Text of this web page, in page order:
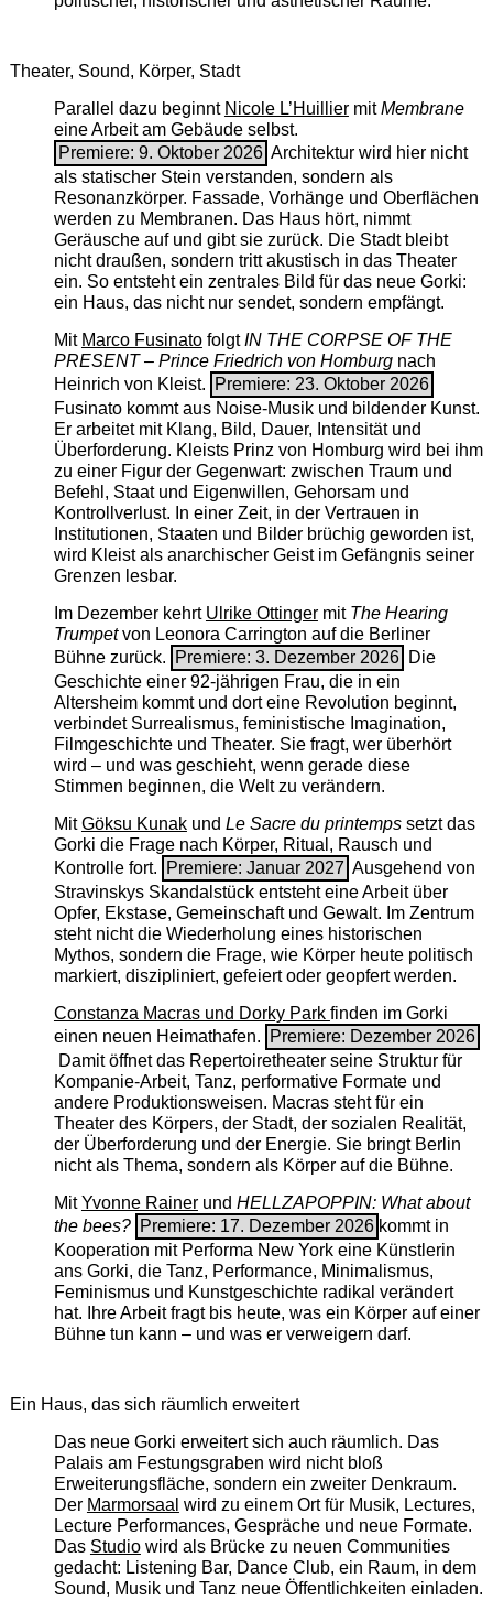
Theater, Sound, Körper, Stadt
Parallel dazu beginnt Nicole L’Huilliermit ­Membrane
eine Arbeit am Gebäude selbst.
Premiere: 9. Oktober 2026 Architektur wird hier nicht
als statischer Stein verstanden, sondern als
Resonanzkörper. Fassade, Vorhänge und Oberflächen
werden zu Membranen. Das Haus hört, nimmt
Geräusche auf und gibt sie zurück. Die Stadt bleibt
nicht draußen, sondern tritt akustisch in das Theater
ein. So entsteht ein zentrales Bild für das neue Gorki:
ein Haus, das nicht nur sendet, sondern empfängt.
Mit Marco FusinatofolgtIN THE CORPSE OF THE
PRESENT – Prince Friedrich von Homburgnach
Heinrich von Kleist.
Premiere: 23. Oktober 2026
Fusinato kommt aus Noise-Musik und bildender Kunst.
Er arbeitet mit Klang, Bild, Dauer, Intensität und
Überforderung. Kleists Prinz von Homburg wird bei ihm
zu einer Figur der Gegenwart: zwischen Traum und
Befehl, Staat und Eigenwillen, Gehorsam und
Kontrollverlust. In einer Zeit, in der Vertrauen in
Institutionen, Staaten und Bilder brüchig geworden ist,
wird Kleist als anarchischer Geist im Gefängnis seiner
Grenzen lesbar.
Im Dezember kehrt Ulrike Ottingermit The ­Hearing
Trumpetvon Leonora Carrington auf die Berliner
Bühne zurück.
Premiere: 3. Dezember 2026 Die
Geschichte einer 92-jährigen Frau, die in ein
Altersheim kommt und dort eine Revolution beginnt,
verbindet Surrealismus, feministische Imagination,
Filmgeschichte und Theater. Sie fragt, wer überhört
wird – und was geschieht, wenn gerade diese
Stimmen beginnen, die Welt zu verändern.
MitGöksu Kunakund Le Sacre du printempssetzt das
Gorki die Frage nach Körper, Ritual, Rausch und
Kontrolle fort.
Premiere: Januar 2027 Ausgehend von
Stravinskys Skandalstück entsteht eine Arbeit über
Opfer, Ekstase, Gemeinschaft und Gewalt. Im Zentrum
steht nicht die Wiederholung eines historischen
Mythos, sondern die Frage, wie Körper heute politisch
markiert, diszipliniert, gefeiert oder geopfert werden.
Constanza Macras und Dorky Park finden im Gorki
einen neuen Heimathafen.
Premiere: Dezember 2026
Damit öffnet das Repertoiretheater seine Struktur für
Kompanie-Arbeit, Tanz, performative Formate und
andere Produktionsweisen. Macras steht für ein
Theater des Körpers, der Stadt, der sozialen Realität,
der Überforderung und der Energie. Sie bringt Berlin
nicht als Thema, sondern als Körper auf die Bühne.
MitYvonne Rainerund HELLZAPOPPIN: What about
the bees? Premiere: 17. Dezember 2026 kommt in
Kooperation mit Performa New York eine Künstlerin
ans Gorki, die Tanz, Performance, Minimalismus,
Feminismus und Kunstgeschichte radikal verändert
hat. Ihre Arbeit fragt bis heute, was ein Körper auf einer
Bühne tun kann – und was er verweigern darf.
Ein Haus, das sich räumlich erweitert
Das neue Gorki erweitert sich auch räumlich. Das
Palais am Festungsgraben wird nicht bloß
Erweiterungsfläche, sondern ein zweiter Denkraum.
Der Marmorsaal wird zu einem Ort für Musik, Lectures,
Lecture Performances, Gespräche und neue Formate.
Das Studiowird als Brücke zu neuen Communities
gedacht: Listening Bar, Dance Club, ein Raum, in dem
Sound, Musik und Tanz neue Öffentlichkeiten einladen.